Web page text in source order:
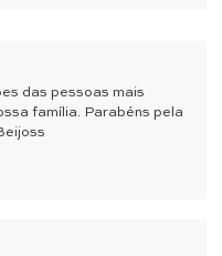
das pessoas mais
família. Parabéns pela